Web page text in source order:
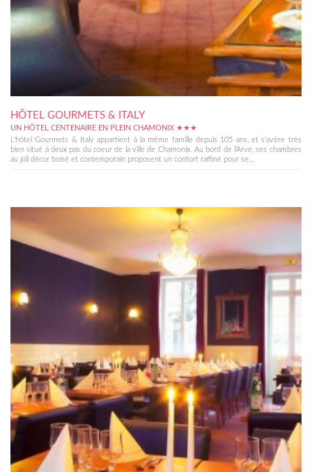
HÔTEL GOURMETS & ITALY
UN HÔTEL CENTENAIRE EN PLEIN CHAMONIX ★★★
L'hôtel Gourmets & Italy appartient à la même famille depuis 105 ans, et s'avère très
bien situé à deux pas du coeur de la ville de Chamonix. Au bord de l'Arve, ses chambres
au joli décor boisé et contemporain proposent un confort raffiné pour se...